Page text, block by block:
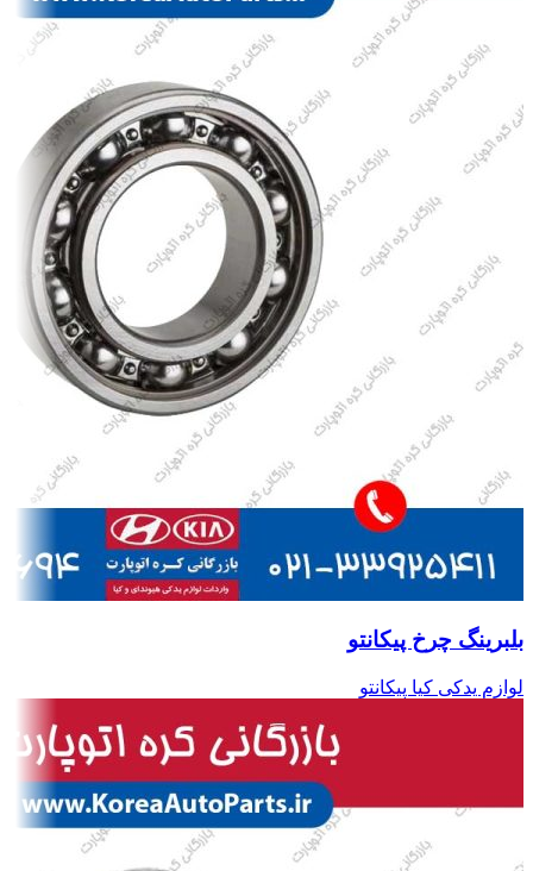
بلبرینگ چرخ پیکانتو
لوازم یدکی کیا پیکانتو